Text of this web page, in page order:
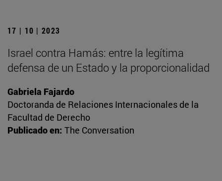
17 | 10 | 2023
Israel contra Hamás: entre la legítima
defensa de un Estado y la proporcionalidad
Gabriela Fajardo
Doctoranda de Relaciones Internacionales de la
Facultad de Derecho
Publicado en: The Conversation